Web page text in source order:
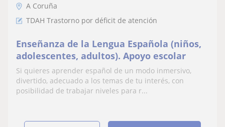
A Coruña
TDAH Trastorno por déficit de atención
Enseñanza de la Lengua Española (niños,
adolescentes, adultos). Apoyo escolar
Si quieres aprender español de un modo inmersivo,
divertido, adecuado a los temas de tu interés, con
posibilidad de trabajar niveles para r...